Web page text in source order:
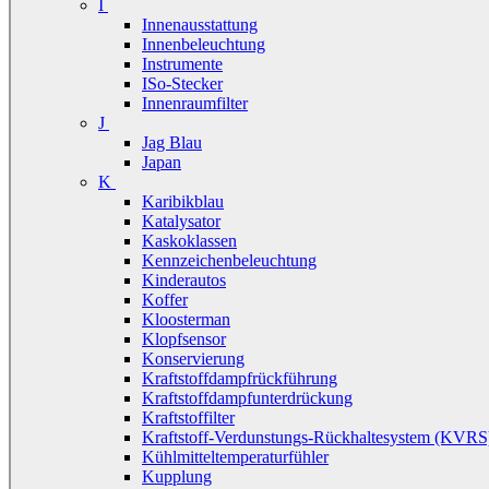
Innenausstattung
Innenbeleuchtung
Instrumente
ISo-Stecker
Innenraumfilter
J
Jag Blau
Japan
K
Karibikblau
Katalysator
Kaskoklassen
Kennzeichenbeleuchtung
Kinderautos
Koffer
Kloosterman
Klopfsensor
Konservierung
Kraftstoffdampfrückführung
Kraftstoffdampfunterdrückung
Kraftstoffilter
Kraftstoff-Verdunstungs-Rückhaltesystem
Kühlmitteltemperaturfühler
Kupplung